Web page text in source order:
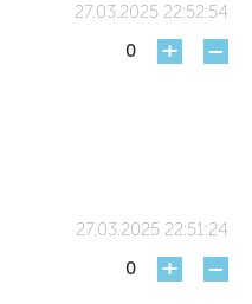
27.03.2025 22:52:54
0
+ -
27.03.2025 22:51:24
0
+ -